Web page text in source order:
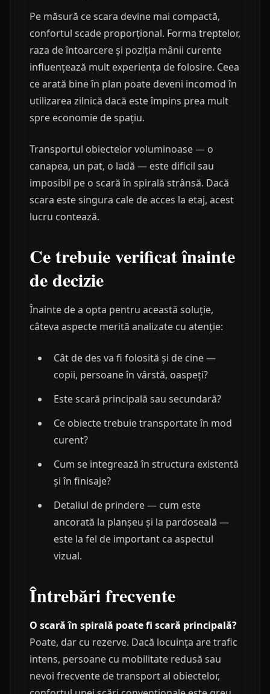
Pe măsură ce scara devine mai compactă,
confortul scade proporțional. Forma treptelor,
raza de întoarcere și poziția mânii curente
influențează mult experiența de folosire. Ceea
ce arată bine în plan poate deveni incomod în
utilizarea zilnică dacă este împins prea mult
spre economie de spațiu.
Transportul obiectelor voluminoase — o
canapea, un pat, o ladă — este dificil sau
imposibil pe o scară în spirală strânsă. Dacă
scara este singura cale de acces la etaj, acest
lucru contează.
Ce trebuie verificat înainte
de decizie
Înainte de a opta pentru această soluție,
câteva aspecte merită analizate cu atenție:
Cât de des va fi folosită și de cine —
copii, persoane în vârstă, oaspeți?
Este scară principală sau secundară?
Ce obiecte trebuie transportate în mod
curent?
Cum se integrează în structura existentă
și în finisaje?
Detaliul de prindere — cum este
ancorată la planșeu și la pardoseală —
este la fel de important ca aspectul
vizual.
Întrebări frecvente
O scară în spirală poate fi scară principală?
Poate, dar cu rezerve. Dacă locuința are trafic
intens, persoane cu mobilitate redusă sau
nevoi frecvente de transport al obiectelor,